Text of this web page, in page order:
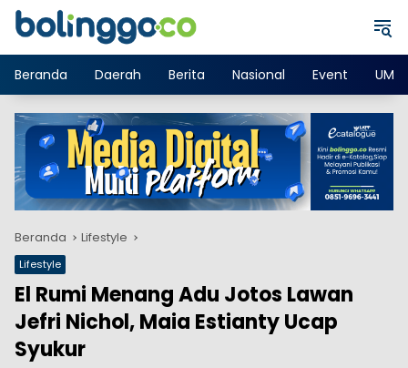
Langsung
Beranda
Daerah Berita Nasional Event
Beranda Lifestyle
Lifestyle
El Rumi Menang Adu Jotos Lawan
Jefri Nichol, Maia Estianty Ucap
Syukur